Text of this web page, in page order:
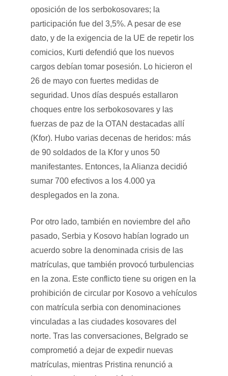
oposición de los serbokosovares; la
participación fue del 3,5%. A pesar de ese
dato, y de la exigencia de la UE de repetir los
comicios, Kurti defendió que los nuevos
cargos debían tomar posesión. Lo hicieron el
26 de mayo con fuertes medidas de
seguridad. Unos días después estallaron
choques entre los serbokosovares y las
fuerzas de paz de la OTAN destacadas allí
(Kfor). Hubo varias decenas de heridos: más
de 90 soldados de la Kfor y unos 50
manifestantes. Entonces, la Alianza decidió
sumar 700 efectivos a los 4.000 ya
desplegados en la zona.
Por otro lado, también en noviembre del año
pasado, Serbia y Kosovo habían logrado un
acuerdo sobre la denominada crisis de las
matrículas, que también provocó turbulencias
en la zona. Este conflicto tiene su origen en la
prohibición de circular por Kosovo a vehículos
con matrícula serbia con denominaciones
vinculadas a las ciudades kosovares del
norte. Tras las conversaciones, Belgrado se
comprometió a dejar de expedir nuevas
matrículas, mientras Pristina renunció a